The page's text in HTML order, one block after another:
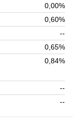
0,00%
0,60%
--
0,65%
0,84%
--
--